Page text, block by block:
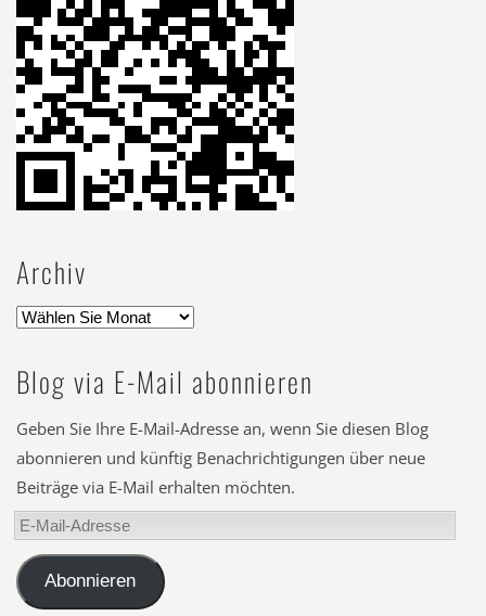
Archiv
Blog via E-Mail abonnieren
Geben Sie Ihre E-Mail-Adresse an, wenn Sie diesen Blog
abonnieren und künftig Benachrichtigungen über neue
Beiträge via E-Mail erhalten möchten.
E-
Mail-
AdresseAbonnieren